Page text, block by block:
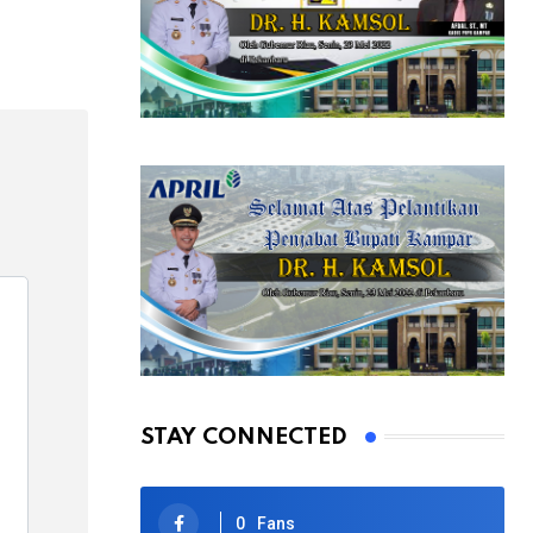
STAY CONNECTED
0 Fans